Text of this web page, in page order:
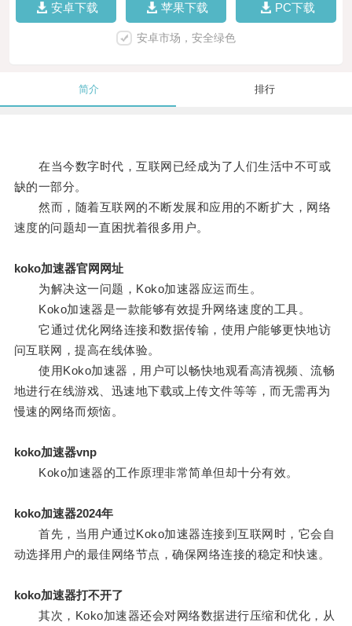
安卓下载 苹果下载 PC下载
安卓市场，安全绿色
简介 排行
在当今数字时代，互联网已经成为了人们生活中不可或
缺的一部分。
然而，随着互联网的不断发展和应用的不断扩大，网络
速度的问题却一直困扰着很多用户。
koko加速器官网网址
为解决这一问题，Koko加速器应运而生。
Koko加速器是一款能够有效提升网络速度的工具。
它通过优化网络连接和数据传输，使用户能够更快地访
问互联网，提高在线体验。
使用Koko加速器，用户可以畅快地观看高清视频、流畅
地进行在线游戏、迅速地下载或上传文件等等，而无需再为
慢速的网络而烦恼。
koko加速器vnp
Koko加速器的工作原理非常简单但却十分有效。
koko加速器2024年
首先，当用户通过Koko加速器连接到互联网时，它会自
动选择用户的最佳网络节点，确保网络连接的稳定和快速。
koko加速器打不开了
其次，Koko加速器还会对网络数据进行压缩和优化，从